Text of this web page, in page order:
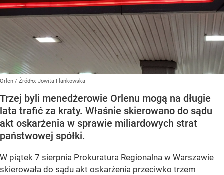
Orlen / Źródło: Jowita Flankowska
Trzej byli menedżerowie Orlenu mogą na długie
lata trafić za kraty. Właśnie skierowano do sądu
akt oskarżenia w sprawie miliardowych strat
państwowej spółki.
W piątek 7 sierpnia Prokuratura Regionalna w Warszawie
skierowała do sądu akt oskarżenia przeciwko trzem